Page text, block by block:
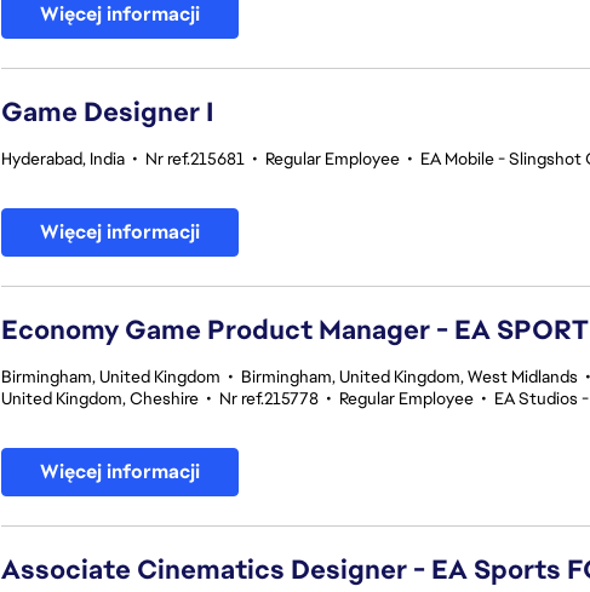
Więcej informacji
Game Designer I
Hyderabad, India • Nr ref.215681 • Regular Employee • EA Mobile - Slingshot
Więcej informacji
Economy Game Product Manager - EA
Birmingham, United Kingdom • Birmingham, United Kingdom, West Midlands •
United Kingdom, Cheshire • Nr ref.215778 • Regular Employee • EA Studios -
Więcej informacji
Associate Cinematics Designer - EA Sports